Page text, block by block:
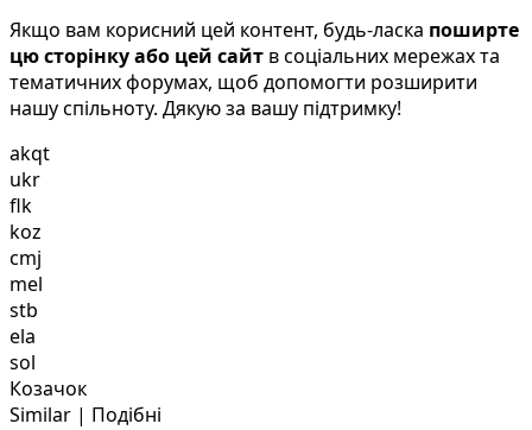
Якщо вам корисний цей контент, будь-ласка поширте
цю сторінку або цей сайт в соціальних мережах та
тематичних форумах, щоб допомогти розширити
нашу спільноту. Дякую за вашу підтримку!
akqt
ukr
flk
koz
cmj
mel
stb
ela
sol
Козачок
Similar | Подібні